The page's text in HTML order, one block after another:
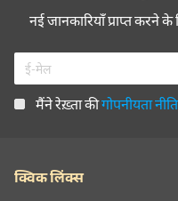
नई जानकारियाँ प्राप्त करने
मैंने रेख़्ता कीगोपनीयता नीति
क्विक लिंक्स